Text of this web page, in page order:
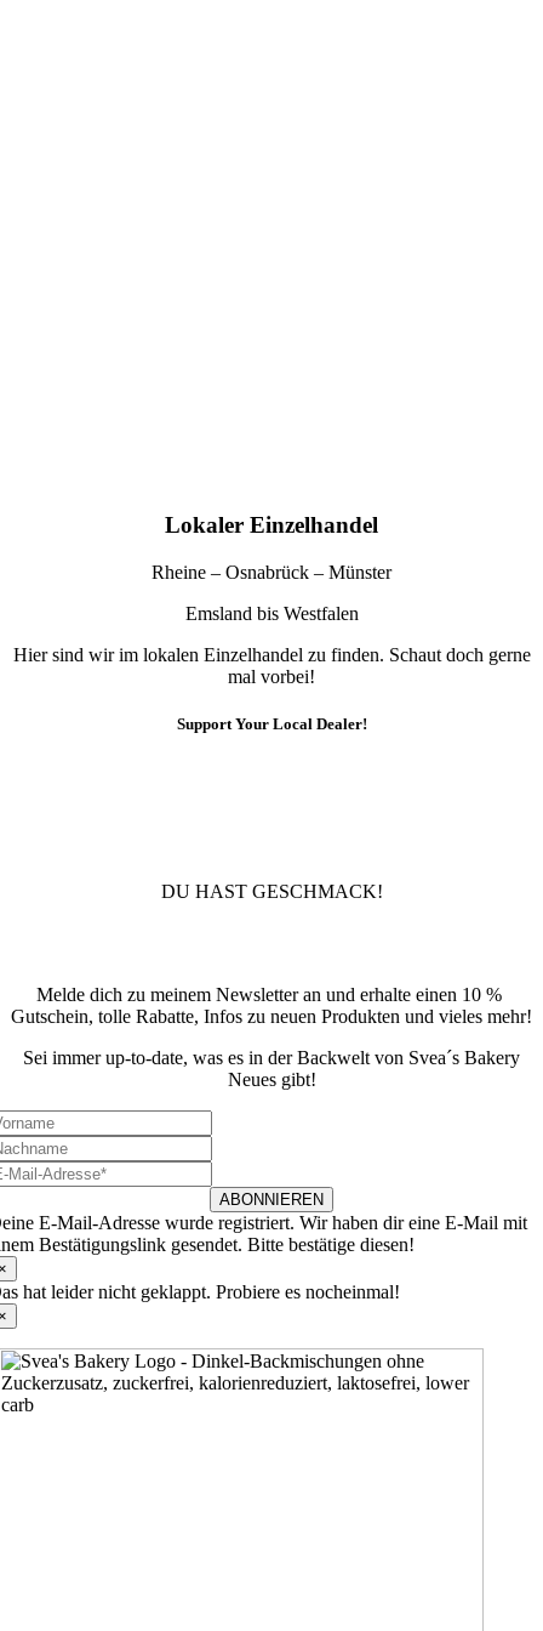
Lokaler Einzelhandel
Rheine – Osnabrück – Münster
Emsland bis Westfalen
Hier sind wir im lokalen Einzelhandel zu finden. Schaut doch gerne
mal vorbei!
Support Your Local Dealer!
DU HAST GESCHMACK!
Melde dich zu meinem Newsletter an und erhalte einen 10 %
Gutschein, tolle Rabatte, Infos zu neuen Produkten und vieles mehr!
Sei immer up-to-date, was es in der Backwelt von Svea´s Bakery
Neues gibt!
ABONNIEREN
E-Mail-Adresse wurde registriert. Wir haben dir eine E-Mail mit
Bestätigungslink gesendet. Bitte bestätige diesen!
hat leider nicht geklappt. Probiere es nocheinmal!